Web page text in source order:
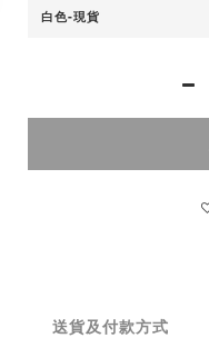
送貨及付款方式